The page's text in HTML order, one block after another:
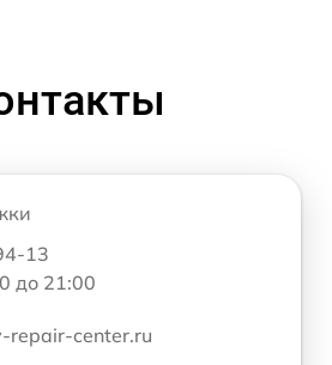
13
до 21:00
repair-center.ru